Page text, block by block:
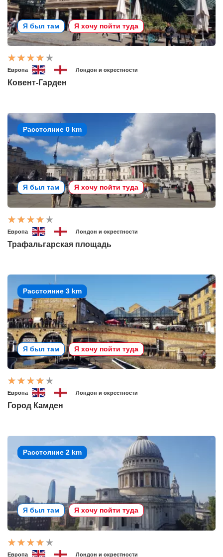
Я был там Я хочу пойти туда
Европа Лондон и окрестности
Ковент-Гарден
Расстояние 0 km
Я был там Я хочу пойти туда
Европа Лондон и окрестности
Трафальгарская площадь
Расстояние 3 km
Я был там Я хочу пойти туда
Европа Лондон и окрестности
Город Камден
Расстояние 2 km
Я был там Я хочу пойти туда
Европа Лондон и окрестности